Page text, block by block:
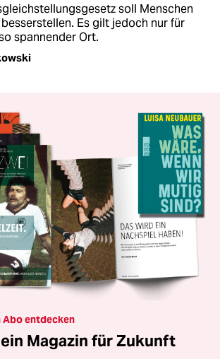
soll Menschen
Es gilt jedoch nur für
spannender Ort.
Abo entdecken
Magazin für Zukunft